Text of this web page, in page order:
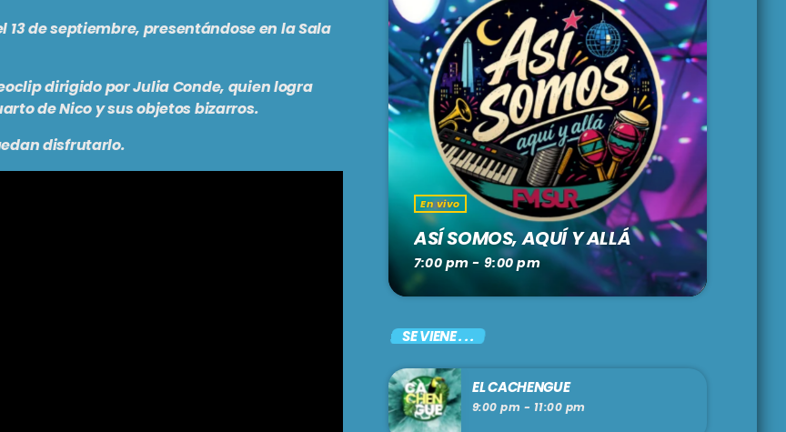
de septiembre, presentándose en la Sala
dirigido porJulia Conde, quien logra
de Nico y sus objetos bizarros.
disfrutarlo.
En vivo
ASÍ SOMOS, AQUÍ Y ALLÁ
7:00 pm - 9:00 pm
SE VIENE . . .
EL CACHENGUE
9:00 pm - 11:00 pm